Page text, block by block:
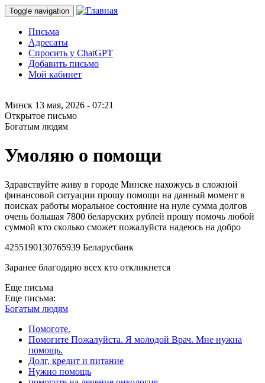
Toggle navigation
Письма
Адресаты
Спросить у ChatGPT
Добавить письмо
Мой кабинет
Минск 13 мая, 2026 - 07:21
Открытое письмо
Богатым людям
Умоляю о помощи
Здравствуйте живу в городе Минске нахожусь в сложной
финансовой ситуации прошу помощи на данный момент в
поисках работы моральное состояние на нуле сумма долгов
очень большая 7800 беларуских рублей прошу помочь любой
суммой кто сколько сможет пожалуйста надеюсь на добро
4255190130765939 Беларусбанк
Заранее благодарю всех кто откликнется
Еще письма
Еще письма:
Богатым людям
Помоготе.
Помогите Пожалуйста. Я молодой Врач. Мне нужна
помощь.
Долг, кредит и питание
Нужно помощь